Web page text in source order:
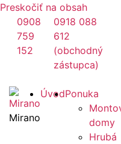
Preskočiť na obsah
0908
759
152
0918 088
612
(obchodný
zástupca)
Mirano
ÚvodPonuka
domy
Hrubá